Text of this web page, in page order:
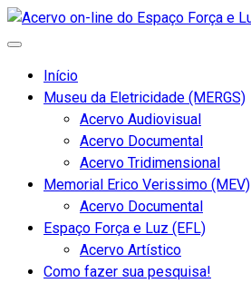
Início
Museu da Eletricidade (MERGS)
Acervo Audiovisual
Acervo Documental
Acervo Tridimensional
Memorial Erico Verissimo (MEV)
Acervo Documental
Espaço Força e Luz (EFL)
Acervo Artístico
Como fazer sua pesquisa!